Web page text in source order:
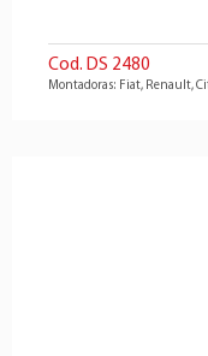
Cod. DS 2480
Montadoras: Fiat, Renault,